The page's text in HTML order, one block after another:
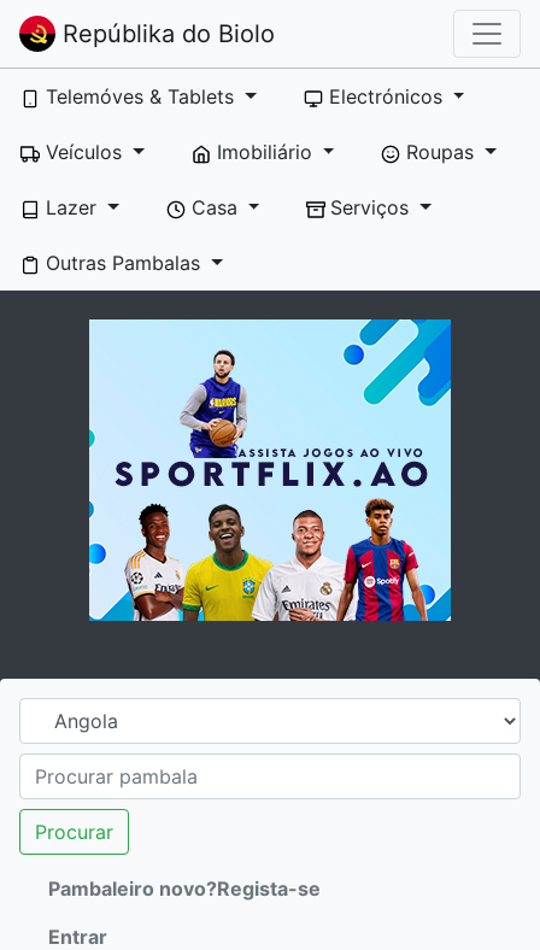
Repúblika do Biolo
Telemóves & Tablets Electrónicos
Veículos Imobiliário Roupas
Lazer Casa Serviços
Outras Pambalas
Procurar
Pambaleiro novo?Regista-se
Entrar